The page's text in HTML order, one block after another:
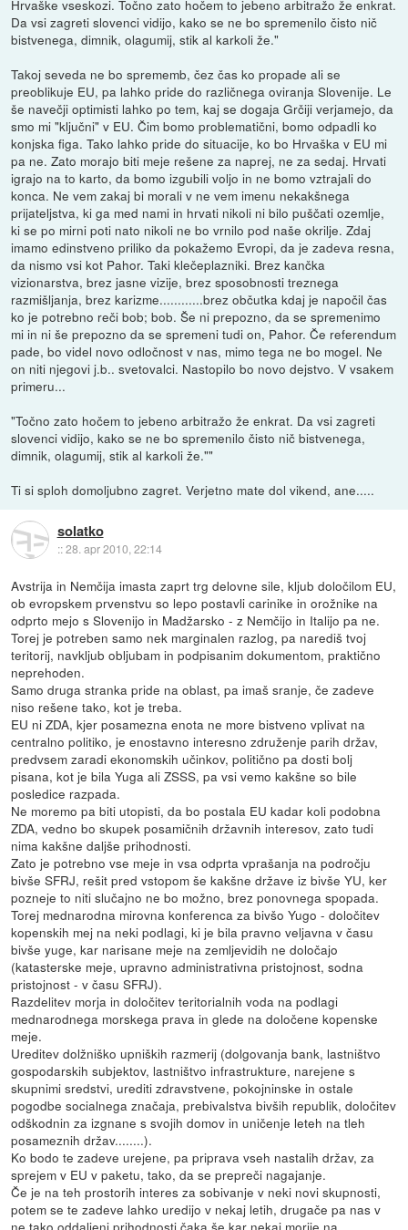
Hrvaške vseskozi. Točno zato hočem to jebeno arbitražo že enkrat.
Da vsi zagreti slovenci vidijo, kako se ne bo spremenilo čisto nič
bistvenega, dimnik, olagumij, stik al karkoli že."
Takoj seveda ne bo sprememb, čez čas ko propade ali se
preoblikuje EU, pa lahko pride do različnega oviranja Slovenije. Le
še navečji optimisti lahko po tem, kaj se dogaja Grčiji verjamejo, da
smo mi "ključni" v EU. Čim bomo problematični, bomo odpadli ko
konjska figa. Tako lahko pride do situacije, ko bo Hrvaška v EU mi
pa ne. Zato morajo biti meje rešene za naprej, ne za sedaj. Hrvati
igrajo na to karto, da bomo izgubili voljo in ne bomo vztrajali do
konca. Ne vem zakaj bi morali v ne vem imenu nekakšnega
prijateljstva, ki ga med nami in hrvati nikoli ni bilo puščati ozemlje,
ki se po mirni poti nato nikoli ne bo vrnilo pod naše okrilje. Zdaj
imamo edinstveno priliko da pokažemo Evropi, da je zadeva resna,
da nismo vsi kot Pahor. Taki klečeplazniki. Brez kančka
vizionarstva, brez jasne vizije, brez sposobnosti treznega
razmišljanja, brez karizme............brez občutka kdaj je napočil čas
ko je potrebno reči bob; bob. Še ni prepozno, da se spremenimo
mi in ni še prepozno da se spremeni tudi on, Pahor. Če referendum
pade, bo videl novo odločnost v nas, mimo tega ne bo mogel. Ne
on niti njegovi j.b.. svetovalci. Nastopilo bo novo dejstvo. V vsakem
primeru...
"Točno zato hočem to jebeno arbitražo že enkrat. Da vsi zagreti
slovenci vidijo, kako se ne bo spremenilo čisto nič bistvenega,
dimnik, olagumij, stik al karkoli že.""
Ti si sploh domoljubno zagret. Verjetno mate dol vikend, ane.....
solatko
::28. apr 2010, 22:14
Avstrija in Nemčija imasta zaprt trg delovne sile, kljub določilom EU,
ob evropskem prvenstvu so lepo postavli carinike in orožnike na
odprto mejo s Slovenijo in Madžarsko - z Nemčijo in Italijo pa ne.
Torej je potreben samo nek marginalen razlog, pa narediš tvoj
teritorij, navkljub obljubam in podpisanim dokumentom, praktično
neprehoden.
Samo druga stranka pride na oblast, pa imaš sranje, če zadeve
niso rešene tako, kot je treba.
EU ni ZDA, kjer posamezna enota ne more bistveno vplivat na
centralno politiko, je enostavno interesno združenje parih držav,
predvsem zaradi ekonomskih učinkov, politično pa dosti bolj
pisana, kot je bila Yuga ali ZSSS, pa vsi vemo kakšne so bile
posledice razpada.
Ne moremo pa biti utopisti, da bo postala EU kadar koli podobna
ZDA, vedno bo skupek posamičnih državnih interesov, zato tudi
nima kakšne daljše prihodnosti.
Zato je potrebno vse meje in vsa odprta vprašanja na področju
bivše SFRJ, rešit pred vstopom še kakšne države iz bivše YU, ker
pozneje to niti slučajno ne bo možno, brez ponovnega spopada.
Torej mednarodna mirovna konferenca za bivšo Yugo - določitev
kopenskih mej na neki podlagi, ki je bila pravno veljavna v času
bivše yuge, kar narisane meje na zemljevidih ne določajo
(katasterske meje, upravno administrativna pristojnost, sodna
pristojnost - v času SFRJ).
Razdelitev morja in določitev teritorialnih voda na podlagi
mednarodnega morskega prava in glede na določene kopenske
meje.
Ureditev dolžniško upniških razmerij (dolgovanja bank, lastništvo
gospodarskih subjektov, lastništvo infrastrukture, narejene s
skupnimi sredstvi, urediti zdravstvene, pokojninske in ostale
pogodbe socialnega značaja, prebivalstva bivših republik, določitev
odškodnin za izgnane s svojih domov in uničenje leteh na tleh
posameznih držav........).
Ko bodo te zadeve urejene, pa priprava vseh nastalih držav, za
sprejem v EU v paketu, tako, da se prepreči nagajanje.
Če je na teh prostorih interes za sobivanje v neki novi skupnosti,
potem se te zadeve lahko uredijo v nekaj letih, drugače pa nas v
ne tako oddaljeni prihodnosti čaka še kar nekaj morije na